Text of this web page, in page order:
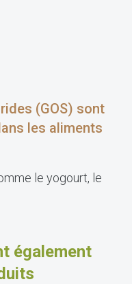
(GOS) sont
les aliments
le yogourt, le
également